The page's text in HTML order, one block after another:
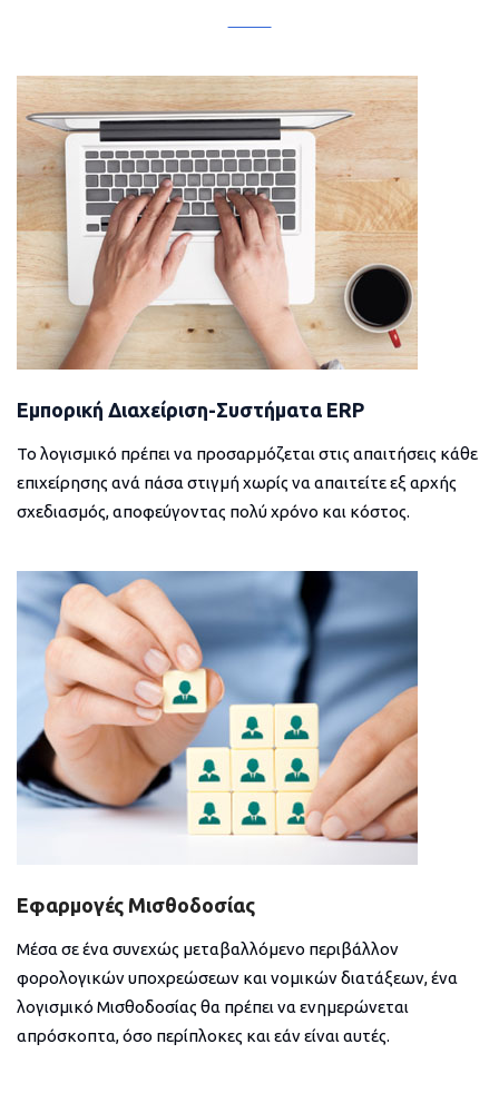
Εμπορική Διαχείριση-Συστήματα ERP
Το λογισμικό πρέπει να προσαρμόζεται στις απαιτήσεις κάθε
επιχείρησης ανά πάσα στιγμή χωρίς να απαιτείτε εξ αρχής
σχεδιασμός, αποφεύγοντας πολύ χρόνο και κόστος.
Εφαρμογές Μισθοδοσίας
Μέσα σε ένα συνεχώς μεταβαλλόμενο περιβάλλον
φορολογικών υποχρεώσεων και νομικών διατάξεων, ένα
λογισμικό Μισθοδοσίας θα πρέπει να ενημερώνεται
απρόσκοπτα, όσο περίπλοκες και εάν είναι αυτές.